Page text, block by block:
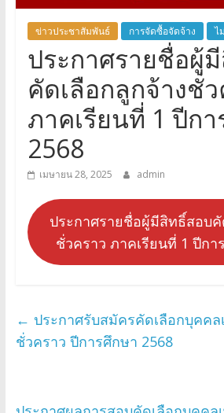
ข่าวประชาสัมพันธ์ การจัดซื้อจัดจ้าง ไ
ประกาศรายชื่อผู้
คัดเลือกลูกจ้างชั่
ภาคเรียนที่ 1 ปีก
2568
เมษายน 28, 2025 admin
ประกาศรายชื่อผู้มีสิทธิ์สอบคั
ชั่วคราว ภาคเรียนที่ 1 ปีกา
← ประกาศรับสมัครคัดเลือกบุคคล
ชั่วคราว ปีการศึกษา 2568